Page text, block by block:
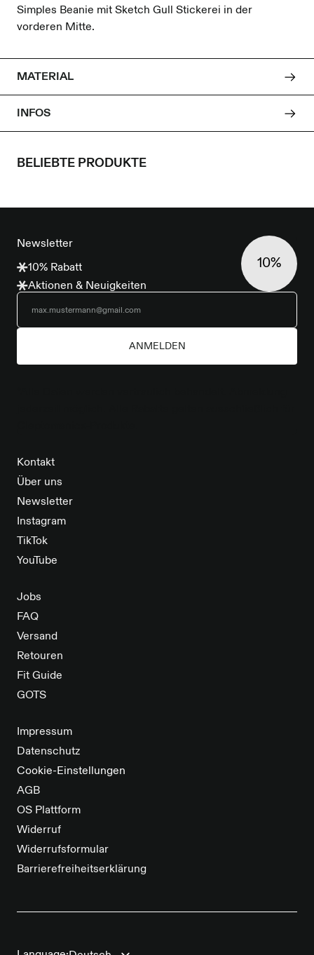
Simples Beanie mit Sketch Gull Stickerei in der
vorderen Mitte.
MATERIAL
INFOS
BELIEBTE PRODUKTE
Kontakt
Über uns
Newsletter
Instagram
TikTok
YouTube
Jobs
FAQ
Versand
Retouren
Fit Guide
GOTS
Impressum
Datenschutz
Cookie-Einstellungen
AGB
OS Plattform
Widerruf
Widerrufsformular
Barrierefreiheitserklärung
Newsletter
10% Rabatt
Aktionen & Neuigkeiten
ANMELDEN
10%